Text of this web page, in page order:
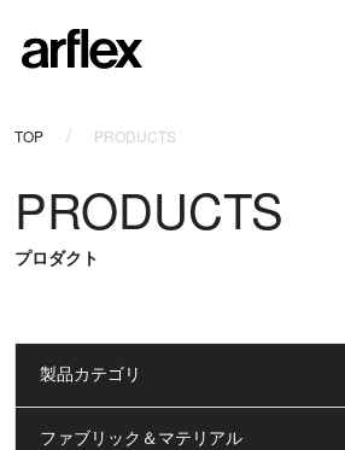
TOP PRODUCTS
PRODUCTS
プロダクト
製品カテゴリ
ファブリック＆マテリアル